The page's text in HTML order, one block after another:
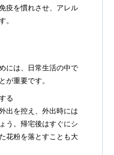
疫を慣れさせ、アレル
。
には、日常生活の中で
が重要です。
る
出を控え、外出時には
う。帰宅後はすぐにシ
花粉を落とすことも大